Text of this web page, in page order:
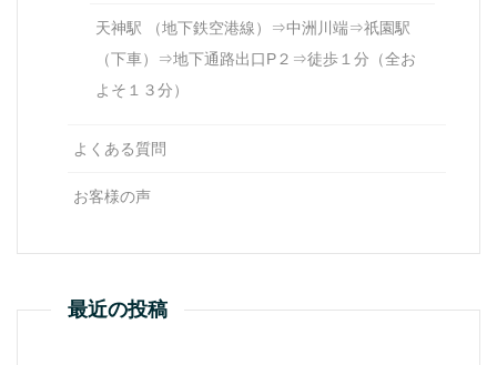
天神駅 （地下鉄空港線）⇒中洲川端⇒祇園駅
（下車）⇒地下通路出口P２⇒徒歩１分（全お
よそ１３分）
よくある質問
お客様の声
最近の投稿